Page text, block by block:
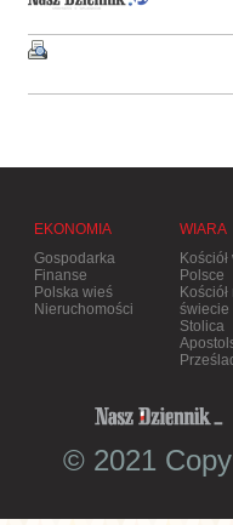
EKONOMIA
Gospodarka
Finanse
Polska wieś
Nieruchomości
WIARA
Kościół
Polsce
Kościół
świecie
Stolica
© 2021